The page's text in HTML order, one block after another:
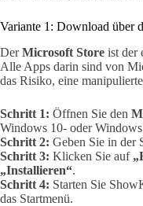
Variante 1: Download über
DerMicrosoft Store ist der
Alle Apps darin sind von
das Risiko, eine
Schritt 1: Öffnen Sie den
Windows 10- oder
Schritt 2: Geben Sie in der
Schritt 3: Klicken Sie auf
„Installieren“.
Schritt 4: Starten Sie
das Startmenü.